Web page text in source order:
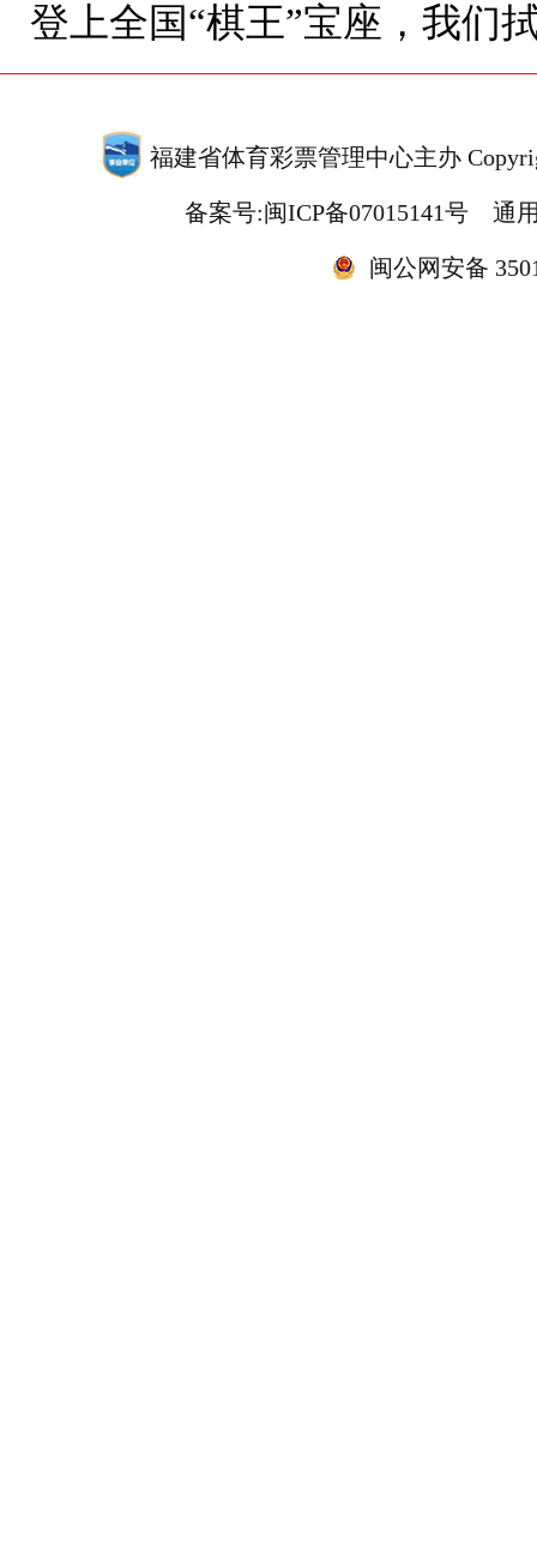
登上全国“棋王”宝座，我们
福建省体育彩票管理中心主办
备案号:闽ICP备07015141号 通用
闽公网安备